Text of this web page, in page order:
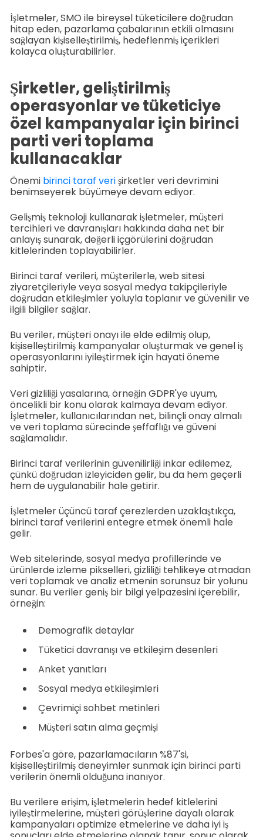
İşletmeler, SMO ile bireysel tüketicilere doğrudan
hitap eden, pazarlama çabalarının etkili olmasını
sağlayan kişiselleştirilmiş, hedeflenmiş içerikleri
kolayca oluşturabilirler.
Şirketler, geliştirilmiş
operasyonlar ve tüketiciye
özel kampanyalar için birinci
parti veri toplama
kullanacaklar
Önemi birinci taraf verişirketler veri devrimini
benimseyerek büyümeye devam ediyor.
Gelişmiş teknoloji kullanarak işletmeler, müşteri
tercihleri ve davranışları hakkında daha net bir
anlayış sunarak, değerli içgörülerini doğrudan
kitlelerinden toplayabilirler.
Birinci taraf verileri, müşterilerle, web sitesi
ziyaretçileriyle veya sosyal medya takipçileriyle
doğrudan etkileşimler yoluyla toplanır ve güvenilir ve
ilgili bilgiler sağlar.
Bu veriler, müşteri onayı ile elde edilmiş olup,
kişiselleştirilmiş kampanyalar oluşturmak ve genel iş
operasyonlarını iyileştirmek için hayati öneme
sahiptir.
Veri gizliliği yasalarına, örneğin GDPR'ye uyum,
öncelikli bir konu olarak kalmaya devam ediyor.
İşletmeler, kullanıcılarından net, bilinçli onay almalı
ve veri toplama sürecinde şeffaflığı ve güveni
sağlamalıdır.
Birinci taraf verilerinin güvenilirliği inkar edilemez,
çünkü doğrudan izleyiciden gelir, bu da hem geçerli
hem de uygulanabilir hale getirir.
İşletmeler üçüncü taraf çerezlerden uzaklaştıkça,
birinci taraf verilerini entegre etmek önemli hale
gelir.
Web sitelerinde, sosyal medya profillerinde ve
ürünlerde izleme pikselleri, gizliliği tehlikeye atmadan
veri toplamak ve analiz etmenin sorunsuz bir yolunu
sunar. Bu veriler geniş bir bilgi yelpazesini içerebilir,
örneğin:
Demografik detaylar
Tüketici davranışı ve etkileşim desenleri
Anket yanıtları
Sosyal medya etkileşimleri
Çevrimiçi sohbet metinleri
Müşteri satın alma geçmişi
Forbes'a göre, pazarlamacıların %87'si,
kişiselleştirilmiş deneyimler sunmak için birinci parti
verilerin önemli olduğuna inanıyor.
Bu verilere erişim, işletmelerin hedef kitlelerini
iyileştirmelerine, müşteri görüşlerine dayalı olarak
kampanyaları optimize etmelerine ve daha iyi iş